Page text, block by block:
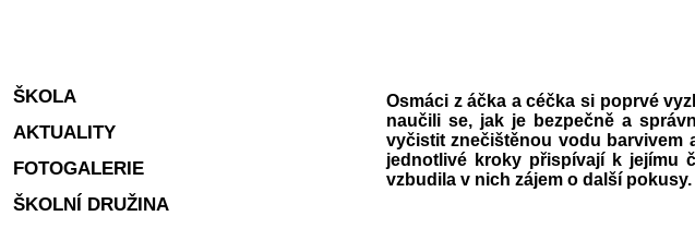
Osmáci z áčka a céčka si poprvé
naučili se, jak je bezpečně a
vyčistit znečištěnou vodu barvivem
jednotlivé kroky přispívají k jejímu
vzbudila v nich zájem o další
ŠKOLA
AKTUALITY
FOTOGALERIE
ŠKOLNÍ DRUŽINA